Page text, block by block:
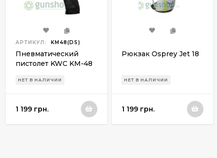
АРТИКУЛ: KM48(DS)
Пневматический
пистолет KWC KM-48
slide
НЕТ В НАЛИЧИИ
1 199 грн.
Рюкзак Osprey Jet 18
НЕТ В НАЛИЧИИ
1 199 грн.